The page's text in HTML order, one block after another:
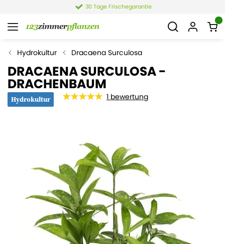
4,4 von 6.021 Bewertungen
Hydrokultur Dracaena Surculosa
DRACAENA SURCULOSA -
DRACHENBAUM
Hydrokultur 1 bewertung